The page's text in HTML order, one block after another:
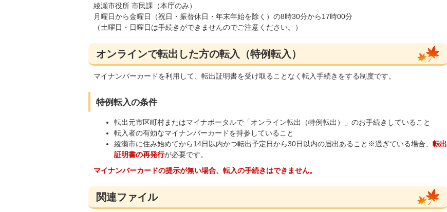
綾瀬市役所 市民課（本庁のみ）
月曜日から金曜日（祝日・振替休日・年末年始を除く）の8時30分から17時00分
（土曜日・日曜日は手続きができませんのでご注意ください。）
オンラインで転出した方の転入（特例転入）
マイナンバーカードを利用して、転出証明書を受け取ることなく転入手続きをする制度です。
特例転入の条件
転出元市区町村またはマイナポータルで「オンライン転出（特例転出）」のお手続きしていること
転入者の有効なマイナンバーカードを持参していること
綾瀬市に住み始めてから14日以内かつ転出予定日から30日以内の届出あること※過ぎている場合、転出
証明書の再発行が必要です。
マイナンバーカードの提示が無い場合、転入の手続きはできません。
関連ファイル